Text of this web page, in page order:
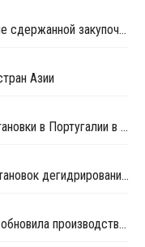
Цены на пропилен в Азии упали на фоне сдержанной закупочной активности
Азии
Repsol возобновит работу крекинг-установки в Португалии в июне
Коэффициент загрузки мощностей установок дегидрированию пропана в Китае в мае снизится примерно до 50%
Компания Tamilnadu Petroproducts возобновила производство окиси пропилена